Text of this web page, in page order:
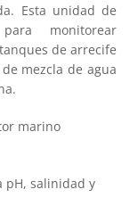
Esta unidad de
monitorear
de arrecife
mezcla de agua
marino
salinidad y